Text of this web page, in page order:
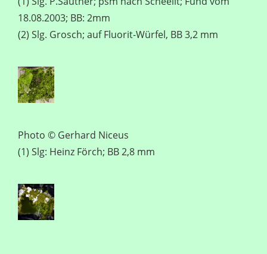
18.08.2003; BB: 2mm
(2) Slg. Grosch; auf Fluorit-Würfel, BB 3,2 mm
Photo © Gerhard Niceus
(1) Slg: Heinz Förch; BB 2,8 mm